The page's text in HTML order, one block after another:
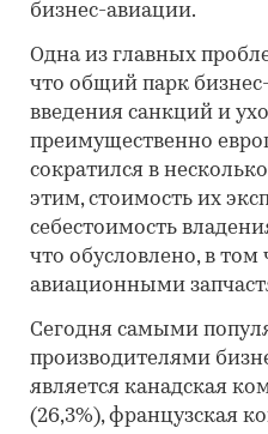
бизнес-авиации.
Одна из главных
что общий парк
введения санкций и
преимущественно
сократился в
этим, стоимость их
себестоимость
что обусловлено, в
авиационными
Сегодня самыми
производителями
является канадская
(26,3%), французская